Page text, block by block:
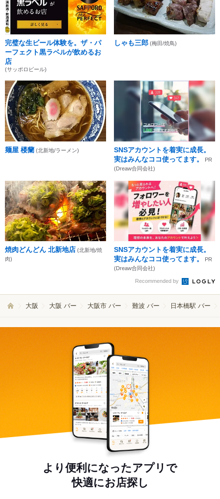
完璧な生ビール体験を。ザ・パ
ーフェクト黒ラベルが飲めるお
店
(サッポロビール)
しゃも三郎 (梅田/焼鳥)
麺屋 楼蘭 (北新地/ラーメン)
SNSアカウントを着実に成長。
実はみんなココ使ってます。
PR
(Dreaw合同会社)
焼肉どんどん 北新地店 (北新地/焼
肉)
SNSアカウントを着実に成長。
実はみんなココ使ってます。
PR
(Dreaw合同会社)
Recommended by
大阪 大阪 バー 大阪市 バー 難波 バー 日本橋駅 バー
より便利になったアプリで
快適にお店探し